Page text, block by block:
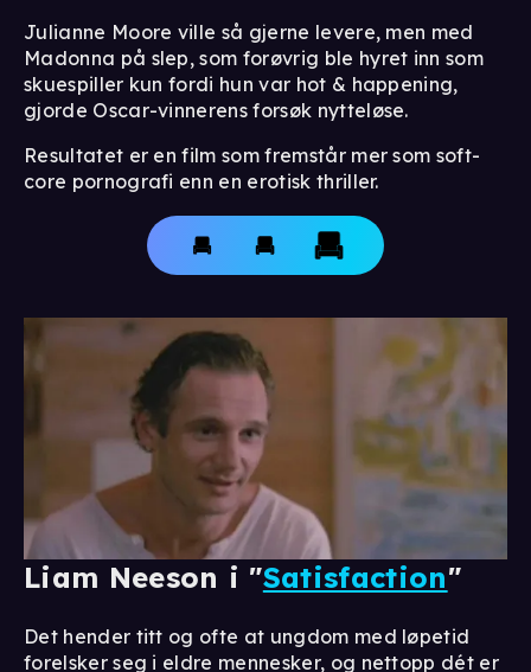
Julianne Moore ville så gjerne levere, men med
Madonna på slep, som forøvrig ble hyret inn som
skuespiller kun fordi hun var hot & happening,
gjorde Oscar-vinnerens forsøk nytteløse.
Resultatet er en film som fremstår mer som soft-
core pornografi enn en erotisk thriller.
Liam Neeson i "Satisfaction"
Det hender titt og ofte at ungdom med løpetid
forelsker seg i eldre mennesker, og nettopp dét er